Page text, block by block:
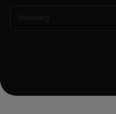
Werbung